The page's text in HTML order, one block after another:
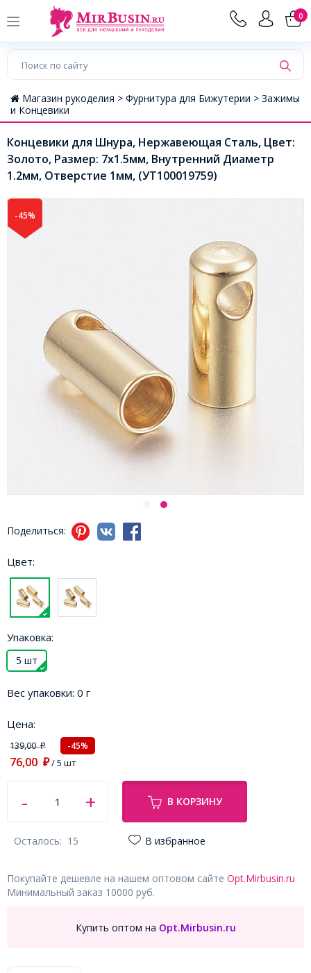
0
Магазин рукоделия > Фурнитура для Бижутерии > Зажимы
и Концевики
Концевики для Шнура, Нержавеющая Сталь, Цвет:
Золото, Размер: 7х1.5мм, Внутренний Диаметр
1.2мм, Отверстие 1мм, (УТ100019759)
-45%
Поделиться:
Цвет:
Упаковка:
5 шт
Вес упаковки: 0 г
Цена:
139,00₽ -45%
76,00 ₽/ 5 шт
В КОРЗИНУ
Осталось: 15 В избранное
Покупайте дешевле на нашем оптовом сайте Opt.Mirbusin.ru
Минимальный заказ 10000 руб.
Купить оптом на Opt.Mirbusin.ru